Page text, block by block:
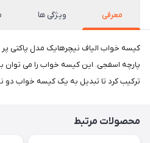
معرفی ویژگی ها
کیسه خواب الیاف نیچرهایک مدل پاکتی
پارچه اسفجی. این کیسه خواب را می
ترکیب کرد تا تبدیل به یک کیسه خواب دو
محصولات مرتبط